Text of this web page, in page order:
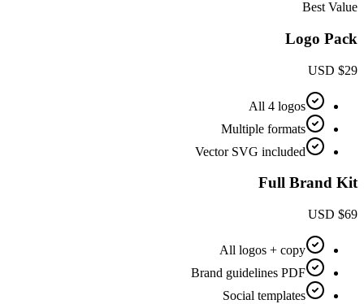
Best Value
Logo Pack
$29
All 4 logos
Multiple formats
Vector SVG included
Full Brand Kit
$69
All logos + copy
Brand guidelines PDF
Social templates